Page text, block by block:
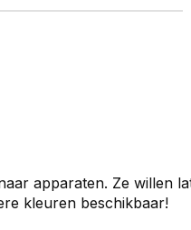
apparaten. Ze willen
kleuren beschikbaar!